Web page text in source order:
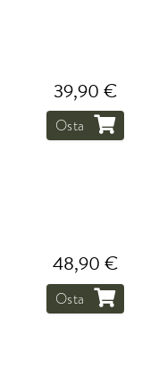
39,90 €
Osta
48,90 €
Osta